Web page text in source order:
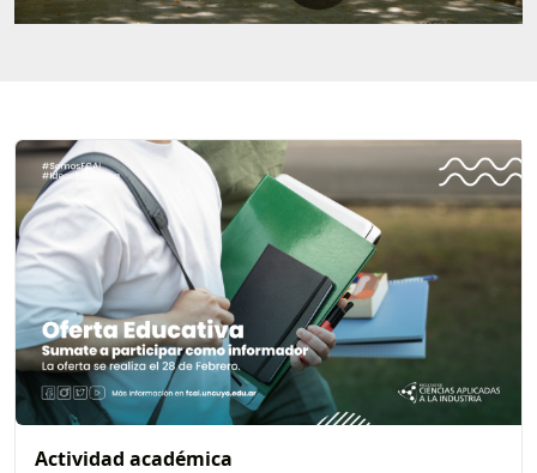
Actividad académica